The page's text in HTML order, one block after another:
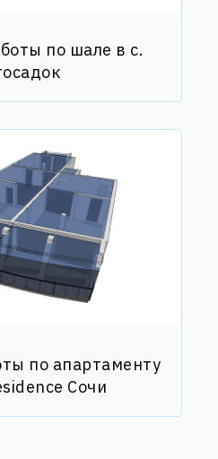
по шале в с.
по апартаменту
Сочи